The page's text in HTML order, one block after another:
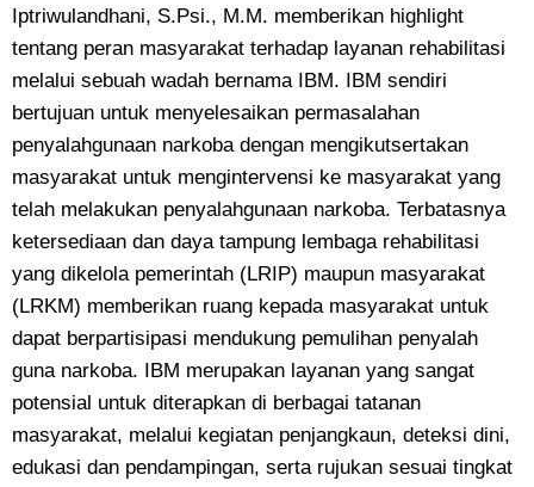
Iptriwulandhani, S.Psi., M.M. memberikan highlight
tentang peran masyarakat terhadap layanan rehabilitasi
melalui sebuah wadah bernama IBM. IBM sendiri
bertujuan untuk menyelesaikan permasalahan
penyalahgunaan narkoba dengan mengikutsertakan
masyarakat untuk mengintervensi ke masyarakat yang
telah melakukan penyalahgunaan narkoba. Terbatasnya
ketersediaan dan daya tampung lembaga rehabilitasi
yang dikelola pemerintah (LRIP) maupun masyarakat
(LRKM) memberikan ruang kepada masyarakat untuk
dapat berpartisipasi mendukung pemulihan penyalah
guna narkoba. IBM merupakan layanan yang sangat
potensial untuk diterapkan di berbagai tatanan
masyarakat, melalui kegiatan penjangkaun, deteksi dini,
edukasi dan pendampingan, serta rujukan sesuai tingkat